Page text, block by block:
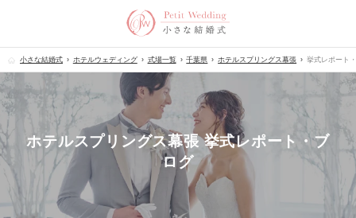
小さな結婚式 ホテルウェディング 式場一覧 千葉県 ホテルスプリングス幕張 挙式レポート
ホテルスプリングス幕張 挙式レポート・ブ
ログ